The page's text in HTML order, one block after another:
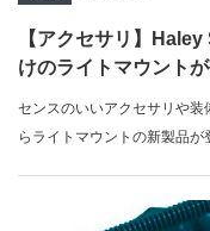
【アクセサリ】
けのライトマウントが
センスのいいアクセサリや
らライトマウントの新製品